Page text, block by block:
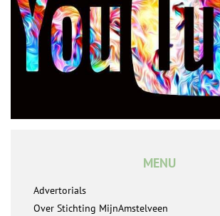
MENU
Advertorials
Over Stichting MijnAmstelveen